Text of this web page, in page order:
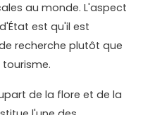
au monde. L'aspect
est qu'il est
recherche plutôt que
de la flore et de la